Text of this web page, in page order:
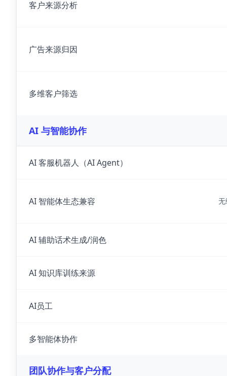
客户来源分析
广告来源归因
多维客户筛选
AI 与智能协作
AI 客服机器人（AI Agent）
AI 智能体生态兼容
AI 辅助话术生成/润色
AI 知识库训练来源
AI员工
多智能体协作
团队协作与客户分配